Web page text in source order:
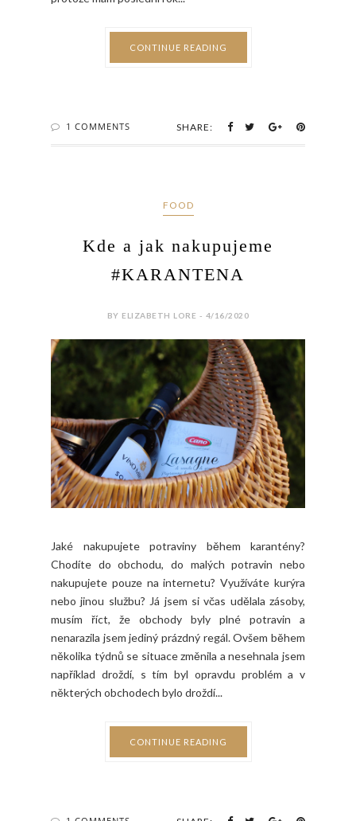
CONTINUE READING
1 COMMENTS SHARE:
FOOD
Kde a jak nakupujeme
#KARANTENA
BY ELIZABETH LORE - 4/16/2020
Jaké nakupujete potraviny během karantény?
Chodíte do obchodu, do malých potravin nebo
nakupujete pouze na internetu? Využíváte kurýra
nebo jinou službu? Já jsem si včas udělala zásoby,
musím říct, že obchody byly plné potravin a
nenarazila jsem jediný prázdný regál. Ovšem během
několika týdnů se situace změnila a nesehnala jsem
například droždí, s tím byl opravdu problém a v
některých obchodech bylo droždí...
CONTINUE READING